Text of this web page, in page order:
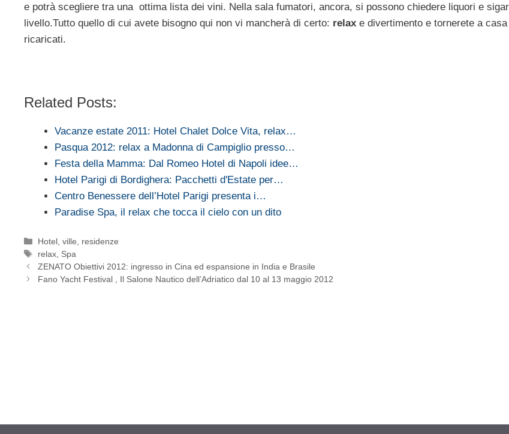
e potrà scegliere tra una ottima lista dei vini. Nella sala fumatori, ancora, si possono chiedere liquori e
livello.Tutto quello di cui avete bisogno qui non vi mancherà di certo: relax e divertimento e tornerete a
ricaricati.
Related Posts:
Vacanze estate 2011: Hotel Chalet Dolce Vita, relax…
Pasqua 2012: relax a Madonna di Campiglio presso…
Festa della Mamma: Dal Romeo Hotel di Napoli idee…
Hotel Parigi di Bordighera: Pacchetti d'Estate per…
Centro Benessere dell’Hotel Parigi presenta i…
Paradise Spa, il relax che tocca il cielo con un dito
Categorie
Hotel, ville, residenze
Tag
relax Spa
ZENATO Obiettivi 2012: ingresso in Cina ed espansione in India e Brasile
Fano Yacht Festival , Il Salone Nautico dell’Adriatico dal 10 al 13 maggio 2012